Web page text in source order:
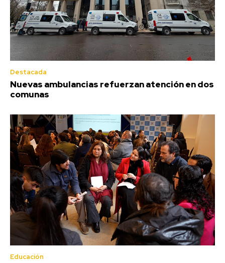
Destacada
Nuevas ambulancias refuerzan atención en dos
comunas
Educación